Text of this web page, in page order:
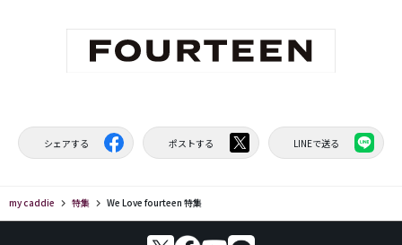
シェアする ポストする LINEで送る
my caddie 特集 We Love fourteen 特集